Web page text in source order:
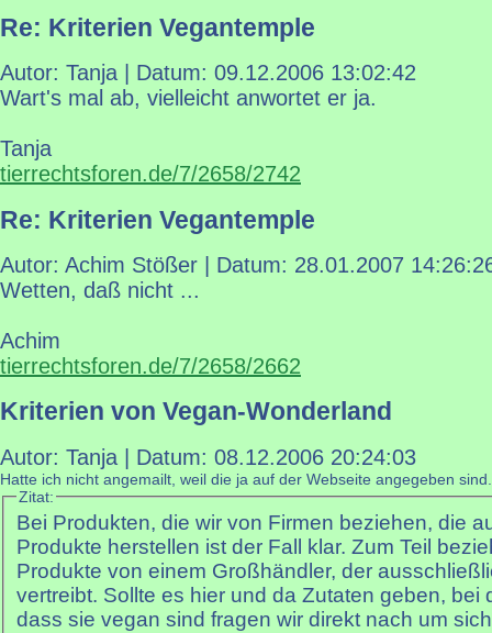
Re: Kriterien Vegantemple
Autor: Tanja | Datum: 09.12.2006 13:02:42
Wart's mal ab, vielleicht anwortet er ja.
Tanja
tierrechtsforen.de/7/2658/2742
Re: Kriterien Vegantemple
Autor: Achim Stößer | Datum: 28.01.2007
Wetten, daß nicht ...
Achim
tierrechtsforen.de/7/2658/2662
Kriterien von Vegan-Wonderland
Autor: Tanja | Datum: 08.12.2006 20:24:03
Hatte ich nicht angemailt, weil die ja auf der Webseite angegeben
Zitat:
Bei Produkten, die wir von Firmen beziehen, die
Produkte herstellen ist der Fall klar. Zum Teil
Produkte von einem Großhändler, der
vertreibt. Sollte es hier und da Zutaten geben, bei
dass sie vegan sind fragen wir direkt nach um